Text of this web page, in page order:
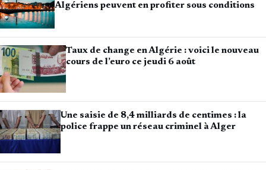
Algériens peuvent en profiter sous conditions
Taux de change en Algérie : voici le nouveau
cours de l’euro ce jeudi 6 août
Une saisie de 8,4 milliards de centimes : la
police frappe un réseau criminel à Alger